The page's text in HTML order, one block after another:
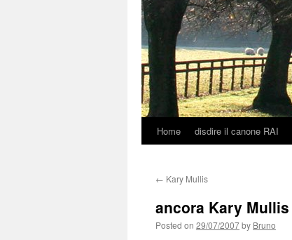
Skip
content
Home disdire il canone RAI
← Kary Mullis
ancora Kary Mullis
Posted on 29/07/2007by Bruno